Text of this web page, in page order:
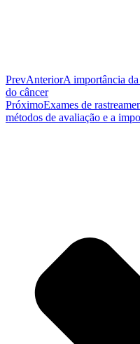
PrevAnteriorA importância
do câncer
PróximoExames de
métodos de avaliação e a